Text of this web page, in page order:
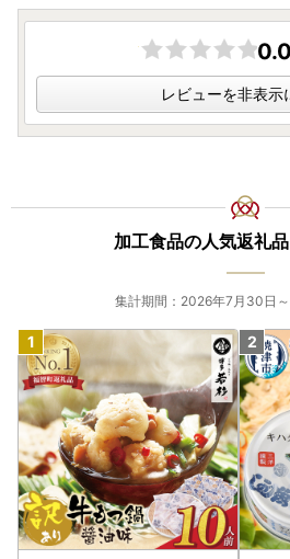
0.0
レビューを非表示
加工食品の人気返礼
集計期間：2026年7月30日